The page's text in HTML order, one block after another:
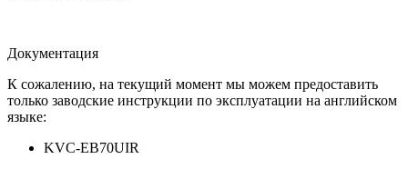
Документация
К сожалению, на текущий момент мы можем предоставить
только заводские инструкции по эксплуатации на английском
языке:
KVC-EB70UIR